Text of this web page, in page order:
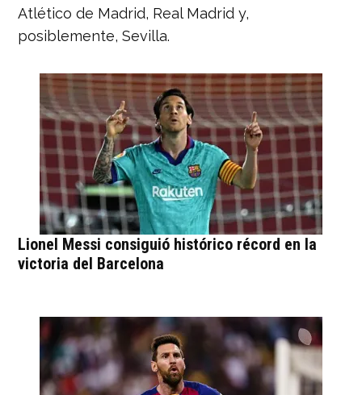
Atlético de Madrid, Real Madrid y,
posiblemente, Sevilla.
Lionel Messi consiguió histórico récord en la
victoria del Barcelona